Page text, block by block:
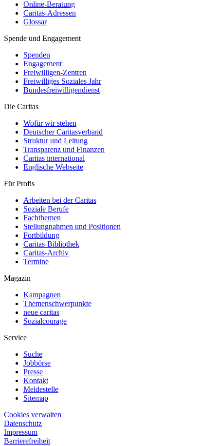
Online-Beratung
Caritas-Adressen
Glossar
Spende und Engagement
Spenden
Engagement
Freiwilligen-Zentren
Freiwilliges Soziales Jahr
Bundesfreiwilligendienst
Die Caritas
Wofür wir stehen
Deutscher Caritasverband
Struktur und Leitung
Transparenz und Finanzen
Caritas international
Englische Webseite
Für Profis
Arbeiten bei der Caritas
Soziale Berufe
Fachthemen
Stellungnahmen und Positionen
Fortbildung
Caritas-Bibliothek
Caritas-Archiv
Termine
Magazin
Kampagnen
Themenschwerpunkte
neue caritas
Sozialcourage
Service
Suche
Jobbörse
Presse
Kontakt
Meldestelle
Sitemap
Cookies verwalten
Datenschutz
Impressum
Barrierefreiheit